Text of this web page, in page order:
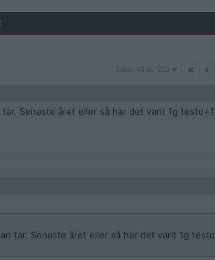
Sidan
Sidan 44 av 253
Senaste året eller så har det varit 1g
tar. Senaste året eller så har det varit 1g